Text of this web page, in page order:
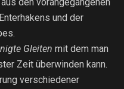
und der
Gleiten mit dem man
Zeit überwinden kann.
verschiedener